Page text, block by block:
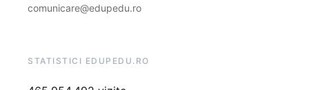
comunicare@edupedu.ro
STATISTICI EDUPEDU.RO